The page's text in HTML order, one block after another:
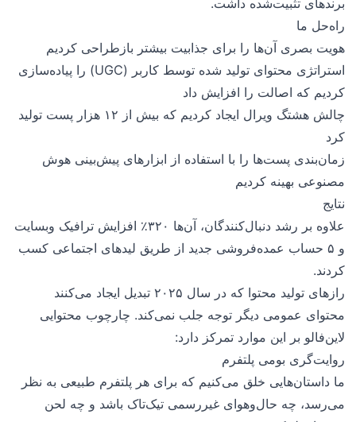
راه‌حل ما
هویت بصری آن‌ها را برای جذابیت بیشتر بازطراحی کردیم
استراتژی محتوای تولید شده توسط کاربر (UGC) را پیاده‌سازی
کردیم که اصالت را افزایش داد
چالش هشتگ ویرال ایجاد کردیم که بیش از ۱۲ هزار پست تولید
کرد
زمان‌بندی پست‌ها را با استفاده از ابزارهای پیش‌بینی هوش
مصنوعی بهینه کردیم
نتایج
علاوه بر رشد دنبال‌کنندگان، آن‌ها ۳۲۰٪ افزایش ترافیک وبسایت
و ۵ حساب عمده‌فروشی جدید از طریق لیدهای اجتماعی کسب
کردند.
رازهای تولید محتوا که در سال ۲۰۲۵ تبدیل ایجاد می‌کنند
محتوای عمومی دیگر توجه جلب نمی‌کند. چارچوب محتوایی
لاین‌فالو بر این موارد تمرکز دارد:
روایت‌گری بومی پلتفرم
ما داستان‌هایی خلق می‌کنیم که برای هر پلتفرم طبیعی به نظر
می‌رسد، چه حال‌وهوای غیررسمی تیک‌تاک باشد و چه لحن